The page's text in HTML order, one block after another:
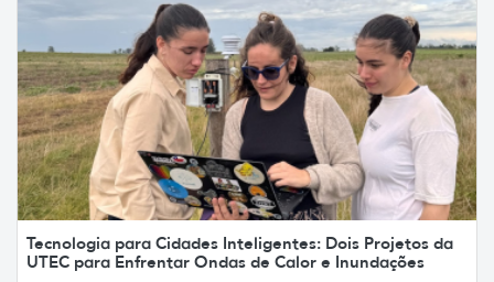
Tecnologia para Cidades Inteligentes: Dois Projetos da
UTEC para Enfrentar Ondas de Calor e Inundações